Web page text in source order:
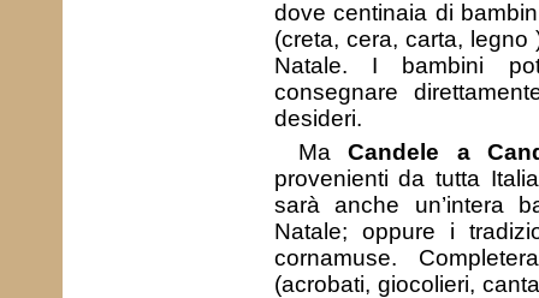
dove centinaia di
(creta, cera, carta,
Natale. I bambini
consegnare
desideri.
Ma Candele a
provenienti da tutta
sarà anche un’intera
Natale; oppure i
cornamuse.
(acrobati, giocolieri,